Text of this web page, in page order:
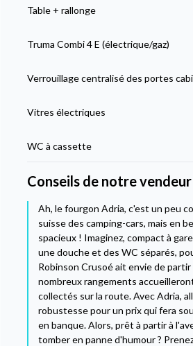
Table + rallonge
Truma Combi 4 E (électrique/gaz)
Verrouillage centralisé des portes
Vitres électriques
WC à cassette
Conseils de notre vendeur
Ah, le fourgon Adria, c'est un peu
suisse des camping-cars, mais en
spacieux ! Imaginez, compact à
une douche et des WC séparés,
Robinson Crusoé ait envie de partir
nombreux rangements
collectés sur la route. Avec Adria,
robustesse pour un prix qui fera
en banque. Alors, prêt à partir à
tomber en panne d'humour ?